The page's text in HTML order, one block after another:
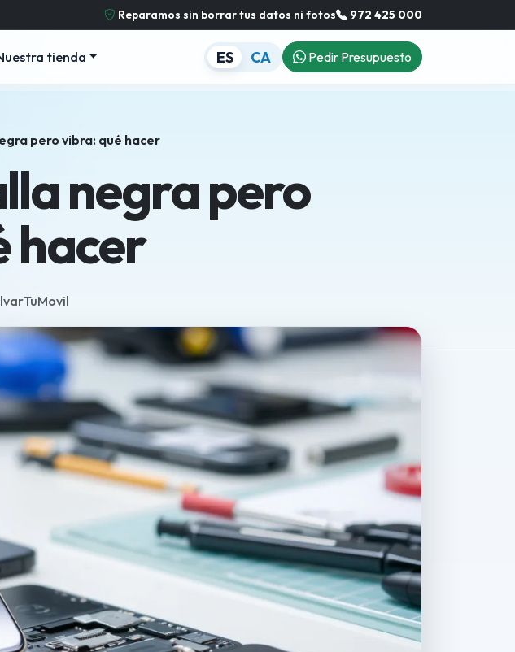
Reparamos sin borrar tus datos ni fotos 972 425 000
tienda ES CA Pedir Presupuesto
pero vibra: qué hacer
negra pero
hacer